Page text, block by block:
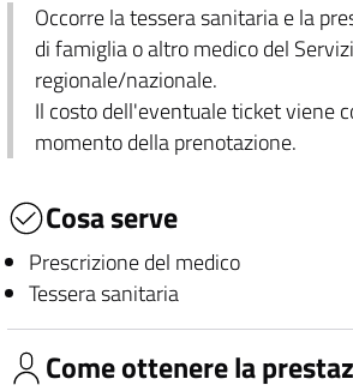
Occorre la tessera sanitaria e la
di famiglia o altro medico del
regionale/nazionale.
Il costo dell'eventuale ticket viene
momento della prenotazione.
Cosa serve
Prescrizione del medico
Tessera sanitaria
Come ottenere la